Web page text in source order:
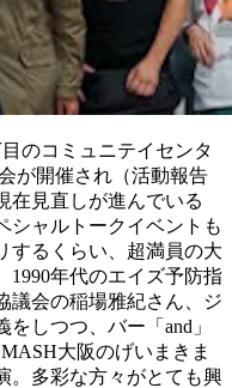
のコミュニテイセンタ
が開催され（活動報告
在見直しが進んでいる
シャルトークイベントも
するくらい、超満員の大
1990年代のエイズ予防指
議会の稲場雅紀さん、ジ
しつつ、バー「and」
大阪のげいまきま
。多彩な方々がとても興